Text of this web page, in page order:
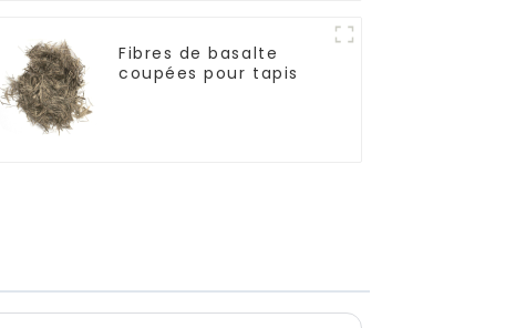
Fibres de basalte
coupées pour tapis